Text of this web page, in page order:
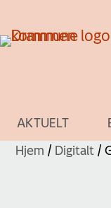
AKTUELT
Hjem / Digitalt /